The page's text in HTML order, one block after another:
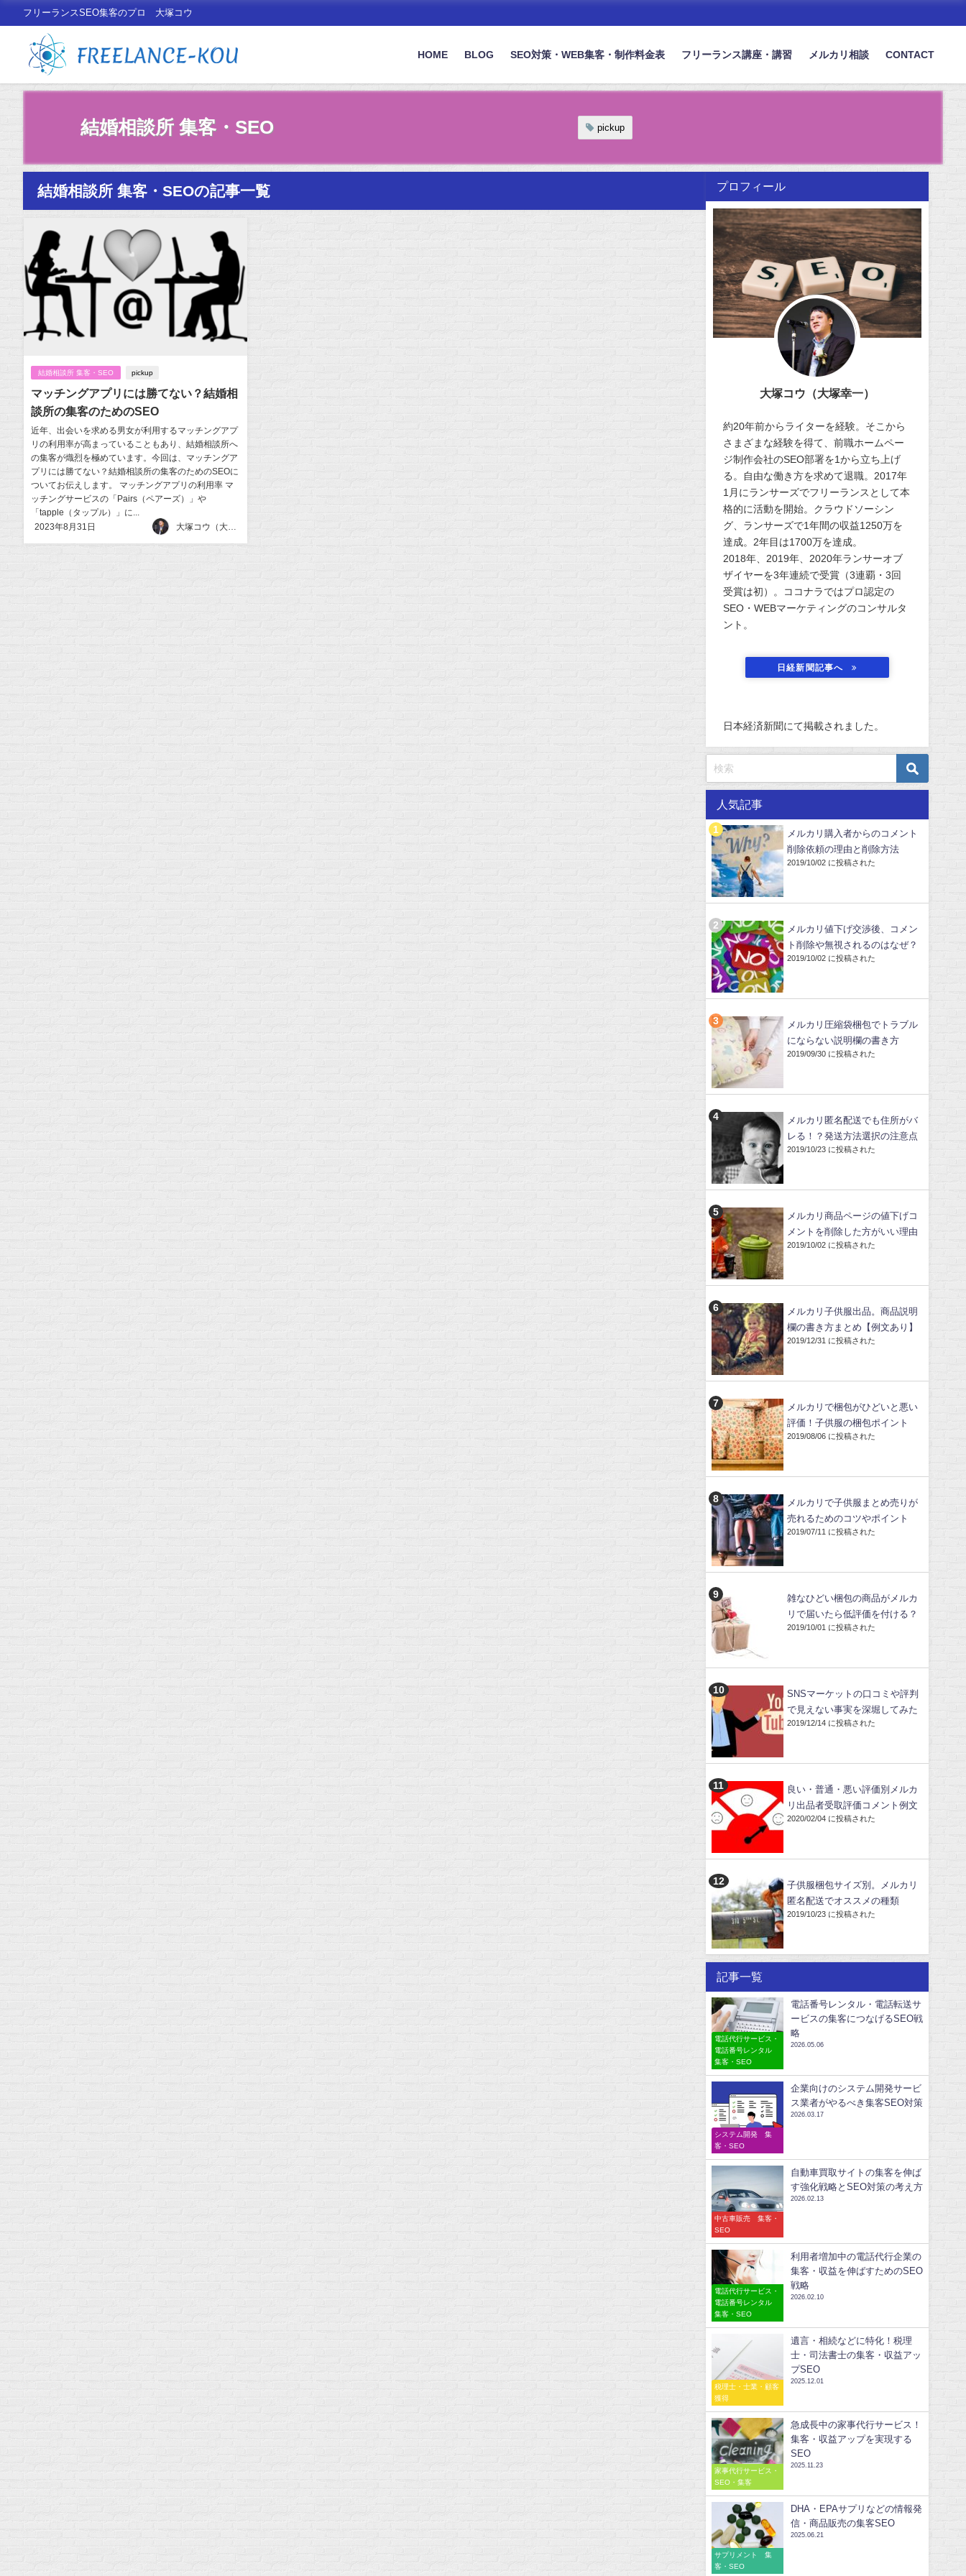
フリーランスSEO集客のプロ 大塚コウ
HOME BLOG SEO対策・WEB集客・制作料金表 フリーランス講座・講習 メルカリ相談 CONTACT
結婚相談所 集客・SEO pickup
結婚相談所 集客・SEOの記事一覧
結婚相談所 集客・SEO pickup
マッチングアプリには勝てない？結婚相
談所の集客のためのSEO
近年、出会いを求める男女が利用するマッチングアプ
リの利用率が高まっていることもあり、結婚相談所へ
の集客が熾烈を極めています。今回は、マッチングア
プリには勝てない？結婚相談所の集客のためのSEOに
ついてお伝えします。 マッチングアプリの利用率 マ
ッチングサービスの「Pairs（ペアーズ）」や
「tapple（タップル）」に...
2023年8月31日
大塚コウ（大塚幸一）
プロフィール
大塚コウ（大塚幸一）
約20年前からライターを経験。そこから
さまざまな経験を得て、前職ホームペー
ジ制作会社のSEO部署を1から立ち上げ
る。自由な働き方を求めて退職。2017年
1月にランサーズでフリーランスとして本
格的に活動を開始。クラウドソーシン
グ、ランサーズで1年間の収益1250万を
達成。2年目は1700万を達成。
2018年、2019年、2020年ランサーオブ
ザイヤーを3年連続で受賞（3連覇・3回
受賞は初）。ココナラではプロ認定の
SEO・WEBマーケティングのコンサルタ
ント。
日経新聞記事へ
日本経済新聞にて掲載されました。
人気記事
メルカリ購入者からのコメント
削除依頼の理由と削除方法
2019/10/02 に投稿された
メルカリ値下げ交渉後、コメン
ト削除や無視されるのはなぜ？
2019/10/02 に投稿された
メルカリ圧縮袋梱包でトラブル
にならない説明欄の書き方
2019/09/30 に投稿された
メルカリ匿名配送でも住所がバ
レる！？発送方法選択の注意点
2019/10/23 に投稿された
メルカリ商品ページの値下げコ
メントを削除した方がいい理由
2019/10/02 に投稿された
メルカリ子供服出品。商品説明
欄の書き方まとめ【例文あり】
2019/12/31 に投稿された
メルカリで梱包がひどいと悪い
評価！子供服の梱包ポイント
2019/08/06 に投稿された
メルカリで子供服まとめ売りが
売れるためのコツやポイント
2019/07/11 に投稿された
雑なひどい梱包の商品がメルカ
リで届いたら低評価を付ける？
2019/10/01 に投稿された
SNSマーケットの口コミや評判
で見えない事実を深堀してみた
2019/12/14 に投稿された
良い・普通・悪い評価別メルカ
リ出品者受取評価コメント例文
2020/02/04 に投稿された
子供服梱包サイズ別。メルカリ
匿名配送でオススメの種類
2019/10/23 に投稿された
記事一覧
電話代行サービス・
電話番号レンタル
集客・SEO
電話番号レンタル・電話転送サ
ービスの集客につなげるSEO戦
略
2026.05.06
システム開発 集
客・SEO
企業向けのシステム開発サービ
ス業者がやるべき集客SEO対策
2026.03.17
中古車販売 集客・
SEO
自動車買取サイトの集客を伸ば
す強化戦略とSEO対策の考え方
2026.02.13
電話代行サービス・
電話番号レンタル
集客・SEO
利用者増加中の電話代行企業の
集客・収益を伸ばすためのSEO
戦略
2026.02.10
税理士・士業・顧客
獲得
遺言・相続などに特化！税理
士・司法書士の集客・収益アッ
プSEO
2025.12.01
家事代行サービス・
SEO・集客
急成長中の家事代行サービス！
集客・収益アップを実現する
SEO
2025.11.23
サプリメント 集
客・SEO
DHA・EPAサプリなどの情報発
信・商品販売の集客SEO
2025.06.21